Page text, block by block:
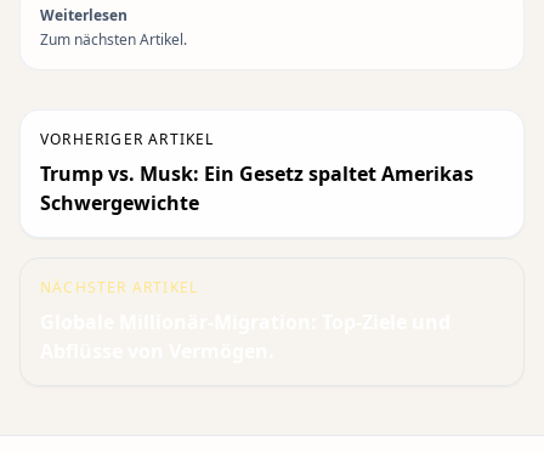
Weiterlesen
Zum nächsten Artikel.
VORHERIGER ARTIKEL
Trump vs. Musk: Ein Gesetz spaltet Amerikas
Schwergewichte
NÄCHSTER ARTIKEL